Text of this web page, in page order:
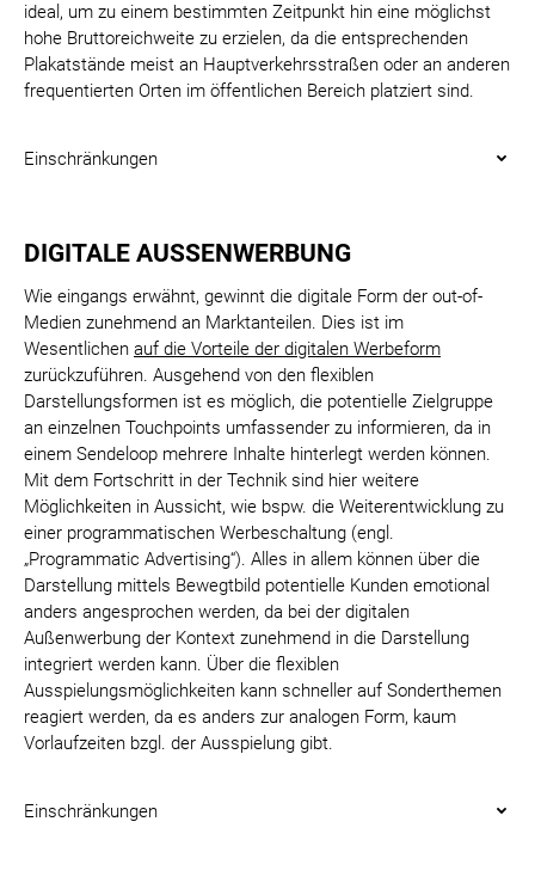
ideal, um zu einem bestimmten Zeitpunkt hin eine möglichst
hohe Bruttoreichweite zu erzielen, da die entsprechenden
Plakatstände meist an Hauptverkehrsstraßen oder an anderen
frequentierten Orten im öffentlichen Bereich platziert sind.
Einschränkungen
DIGITALE AUSSENWERBUNG
Wie eingangs erwähnt, gewinnt die digitale Form der out-of-
Medien zunehmend an Marktanteilen. Dies ist im
Wesentlichen auf die Vorteile der digitalen Werbeform
zurückzuführen. Ausgehend von den flexiblen
Darstellungsformen ist es möglich, die potentielle Zielgruppe
an einzelnen Touchpoints umfassender zu informieren, da in
einem Sendeloop mehrere Inhalte hinterlegt werden können.
Mit dem Fortschritt in der Technik sind hier weitere
Möglichkeiten in Aussicht, wie bspw. die Weiterentwicklung zu
einer programmatischen Werbeschaltung (engl.
„Programmatic Advertising“). Alles in allem können über die
Darstellung mittels Bewegtbild potentielle Kunden emotional
anders angesprochen werden, da bei der digitalen
Außenwerbung der Kontext zunehmend in die Darstellung
integriert werden kann. Über die flexiblen
Ausspielungsmöglichkeiten kann schneller auf Sonderthemen
reagiert werden, da es anders zur analogen Form, kaum
Vorlaufzeiten bzgl. der Ausspielung gibt.
Einschränkungen